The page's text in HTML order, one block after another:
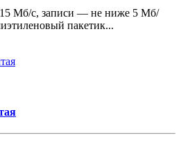
15 Мб/с, записи — не ниже 5 Мб/
пакетик...